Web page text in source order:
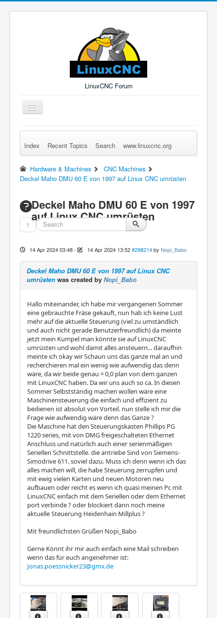
LinuxCNC Forum
Toggle
Navigation
Remember Me Log in Forgot Login? Sign up
Index Recent Topics Search www.linuxcnc.org
Hardware & Machines
CNC Machines
Deckel Maho DMU 60 E von 1997 auf Linux CNC umrüsten
Deckel Maho DMU 60 E von 1997
auf Linux CNC umrüsten
1
14 Apr 2024 03:48- 14 Apr 2024 13:52 #298214 by Nopi_Babo
Deckel Maho DMU 60 E von 1997 auf Linux CNC
umrüsten was created by Nopi_Babo
Hallo miteinander, ich habe mir vergangenen Sommer
eine gebrauchte Fräse gekauft, nun hab ich keine Lust
mehr auf die aktuelle Steuerung (viel zu umständlich
und auch nicht gerade Benutzerfreundlich) da meinte
jetzt mein Kumpel man könnte sie auf LinuxCNC
umrüsten und wohl damit alles ansteuern... daraufhin
meinte ich okay wir Schaun uns das ganze mal an und
recherchieren mal ein wenig wie aufwendig das denn
wäre, da wir beide genau = 0,0 plan von dem ganzen
mit LinuxCNC haben. Da wir uns auch so ca. In diesen
Sommer Selbstständig machen wollen wäre eine
Maschinensteuerung die einfach und effizient zu
bedienen ist absolut von Vorteil. nun stelle ich mir die
Frage wie aufwendig wäre denn das Ganze ?
Die Maschine hat den Steuerungskasten Phillips PG
1220 series, mit von DMG freigeschalteten Ethernet
Anschluss und natürlich auch einer serienmäßigen
Seriellen Schnittstelle. die antriebe Sind von Siemens-
Simodrive 611. soviel dazu. Muss ich denn wenn ich das
alles machen will, die habe Steuerung zerrupfen und
mit ewig vielen Karten und neuen Motoren neu
aufbauen oder reicht es wenn ich quasi meinen Pc mit
LinuxCNC einfach mit dem Seriellen oder dem Ethernet
port verbinde ? oder blockiert dann noch meine
aktuelle Steuerung Heidenhain Millplus ?
Mit freundlichsten Grüßen Nopi_Babo
Gerne Könnt ihr mir auch einfach eine Mail schreiben
wenn das für euch angenehmer ist:
Jonas.poessnicker23@gmx.de